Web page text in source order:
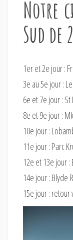
Notre
Sud de
1er et 2e jour :
3e au 5e jour :
6e et 7e jour :
8e et 9e jour :
10e jour :
11e jour : Parc
12e et 13e jour
14e jour : Blyde
15e jour : retour